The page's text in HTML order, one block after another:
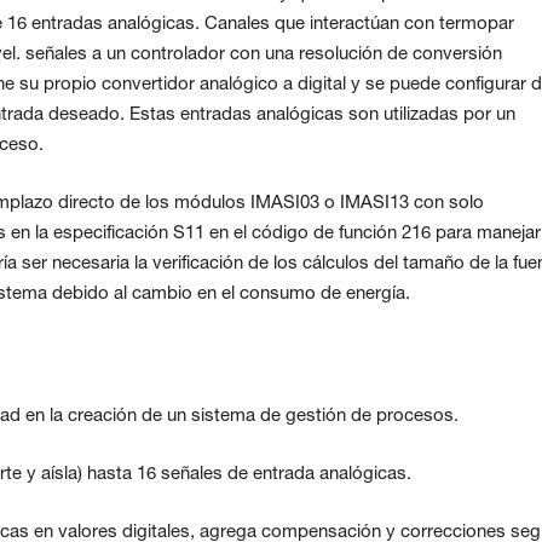
entradas analógicas. Canales que interactúan con termopar
señales a un controlador con una resolución de conversión
su propio convertidor analógico a digital y se puede configurar
deseado. Estas entradas analógicas son utilizadas por un
directo de los módulos IMASI03 o IMASI13 con solo
la especificación S11 en el código de función 216 para
ser necesaria la verificación de los cálculos del tamaño de la
debido al cambio en el consumo de energía.
en la creación de un sistema de gestión de procesos.
y aísla) hasta 16 señales de entrada analógicas.
en valores digitales, agrega compensación y correcciones